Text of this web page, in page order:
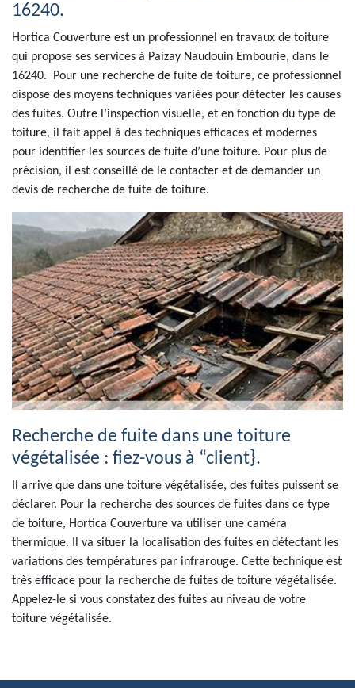
16240.
Hortica Couverture est un professionnel en travaux de toiture
qui propose ses services à Paizay Naudouin Embourie, dans le
16240. Pour une recherche de fuite de toiture, ce professionnel
dispose des moyens techniques variées pour détecter les causes
des fuites. Outre l’inspection visuelle, et en fonction du type de
toiture, il fait appel à des techniques efficaces et modernes
pour identifier les sources de fuite d’une toiture. Pour plus de
précision, il est conseillé de le contacter et de demander un
devis de recherche de fuite de toiture.
Recherche de fuite dans une toiture
végétalisée : fiez-vous à “client}.
Il arrive que dans une toiture végétalisée, des fuites puissent se
déclarer. Pour la recherche des sources de fuites dans ce type
de toiture, Hortica Couverture va utiliser une caméra
thermique. Il va situer la localisation des fuites en détectant les
variations des températures par infrarouge. Cette technique est
très efficace pour la recherche de fuites de toiture végétalisée.
Appelez-le si vous constatez des fuites au niveau de votre
toiture végétalisée.